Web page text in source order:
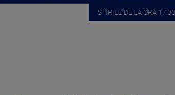
STIRILE DE LA ORA 17:00